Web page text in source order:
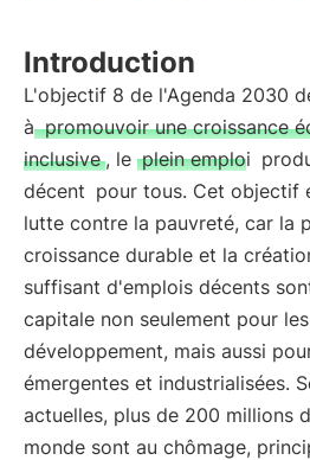
Introduction
L'objectif 8 de l'Agenda 2030
à promouvoir une croissance
inclusive , le plein emploi
décent pour tous. Cet objectif
lutte contre la pauvreté, car la
croissance durable et la
suffisant d'emplois décents
capitale non seulement pour
développement, mais aussi
émergentes et industrialisées.
actuelles, plus de 200 millions
monde sont au chômage,